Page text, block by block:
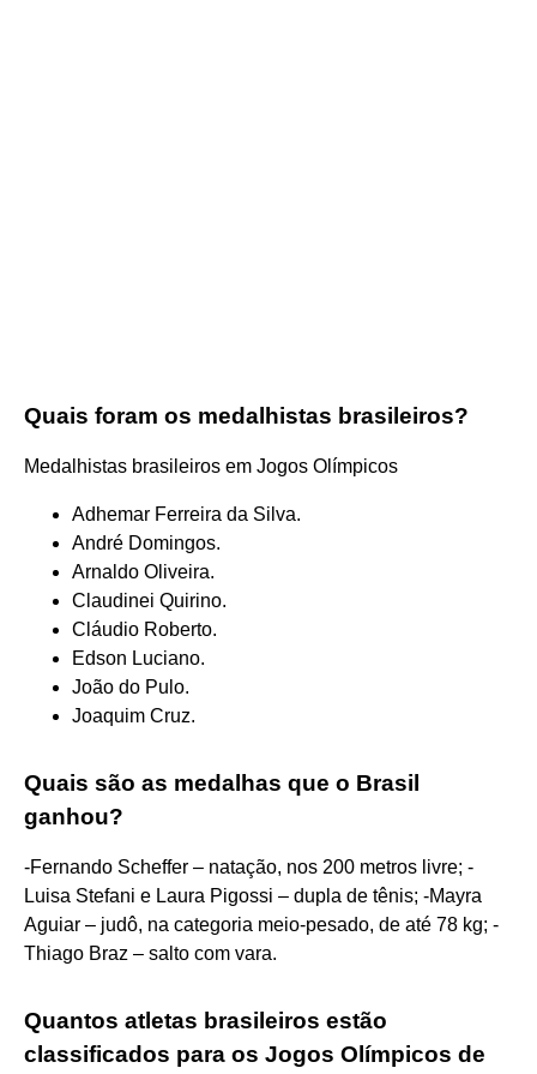
Quais foram os medalhistas brasileiros?
Medalhistas brasileiros em Jogos Olímpicos
Adhemar Ferreira da Silva.
André Domingos.
Arnaldo Oliveira.
Claudinei Quirino.
Cláudio Roberto.
Edson Luciano.
João do Pulo.
Joaquim Cruz.
Quais são as medalhas que o Brasil
ganhou?
-Fernando Scheffer – natação, nos 200 metros livre; -
Luisa Stefani e Laura Pigossi – dupla de tênis; -Mayra
Aguiar – judô, na categoria meio-pesado, de até 78 kg; -
Thiago Braz – salto com vara.
Quantos atletas brasileiros estão
classificados para os Jogos Olímpicos de